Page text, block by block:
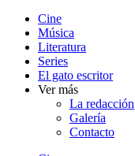
Cine
Música
Literatura
Series
El gato escritor
Ver más
La redacción
Galería
Contacto